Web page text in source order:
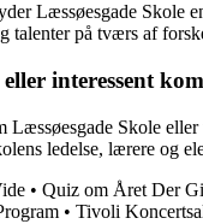
Læssøesgade Skole
talenter på tværs af
interessent
Skole
ledelse, lærere og
• Quiz om Året Der
• Tivoli